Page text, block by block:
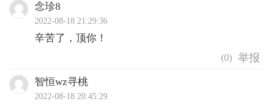
念珍8
2022-08-18 21:29:36
辛苦了，顶你！
(0)
智恒wz寻桃
2022-08-18 20:45:29